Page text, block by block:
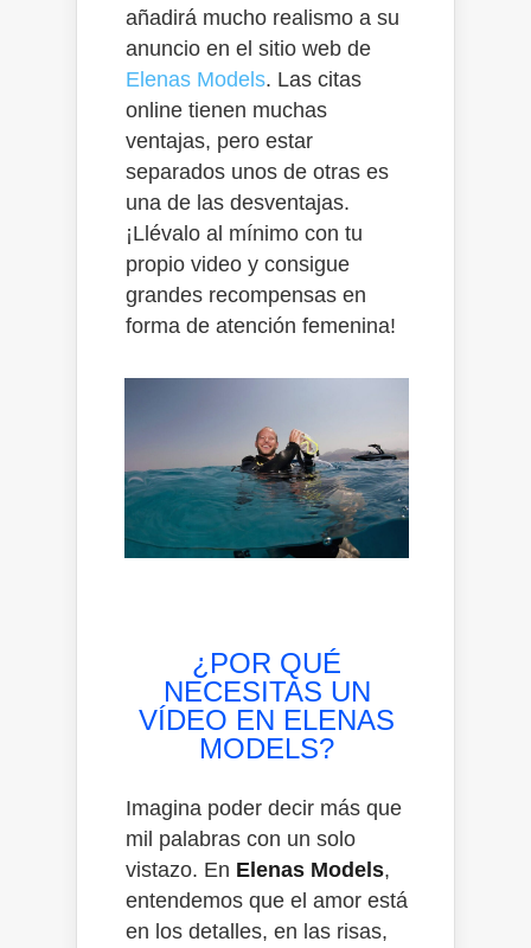
añadirá mucho realismo a su
anuncio en el sitio web de
Elenas Models. Las citas
online tienen muchas
ventajas, pero estar
separados unos de otras es
una de las desventajas.
¡Llévalo al mínimo con tu
propio video y consigue
grandes recompensas en
forma de atención femenina!
¿POR QUÉ
NECESITAS UN
VÍDEO EN ELENAS
MODELS?
Imagina poder decir más que
mil palabras con un solo
vistazo. En Elenas Models,
entendemos que el amor está
en los detalles, en las risas,